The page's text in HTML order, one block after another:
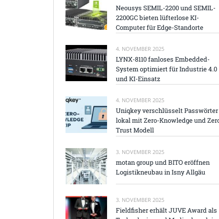
Neousys SEMIL-2200 und SEMIL-
2200GC bieten lüfterlose KI-
Computer für Edge-Standorte
4. NOVEMBER 2025
LYNX-8110 fanloses Embedded-
System optimiert für Industrie 4.0
und KI-Einsatz
4. NOVEMBER 2025
Uniqkey verschlüsselt Passwörter
lokal mit Zero-Knowledge und
Trust Modell
3. NOVEMBER 2025
motan group und BITO eröffnen
Logistikneubau in Isny Allgäu
3. NOVEMBER 2025
Fieldfisher erhält JUVE Award als